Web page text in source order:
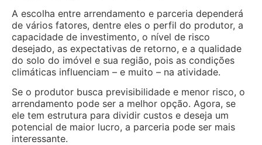
A escolha entre arrendamento e parceria dependerá
de vários fatores, dentre eles o perfil do produtor, a
capacidade de investimento, o nível de risco
desejado, as expectativas de retorno, e a qualidade
do solo do imóvel e sua região, pois as condições
climáticas influenciam – e muito – na atividade.
Se o produtor busca previsibilidade e menor risco, o
arrendamento pode ser a melhor opção. Agora, se
ele tem estrutura para dividir custos e deseja um
potencial de maior lucro, a parceria pode ser mais
interessante.